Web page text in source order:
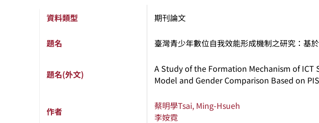
資料類型 期刊論文
題名 臺灣青少年數位自我效能形成機制之研究：基
題名(外文)
A Study of the Formation Mechanism of ICT
Model and Gender Comparison Based on
作者 蔡明學Tsai, Ming-Hsueh
李姲霓